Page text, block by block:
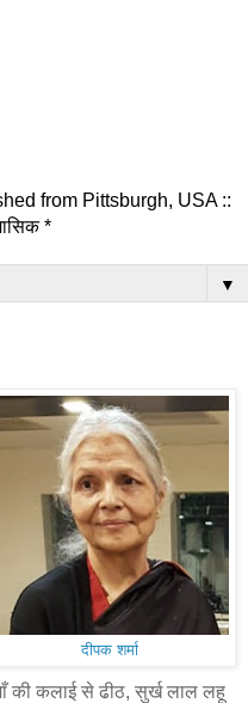
from Pittsburgh, USA ::
*
▼
दीपक शर्मा
की कलाई से ढीठ, सुर्ख लाल लहू